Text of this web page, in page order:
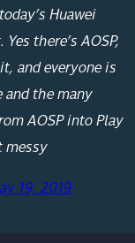
Huawei
there’s AOSP,
and everyone is
the many
AOSP into Play
messy
19, 2019